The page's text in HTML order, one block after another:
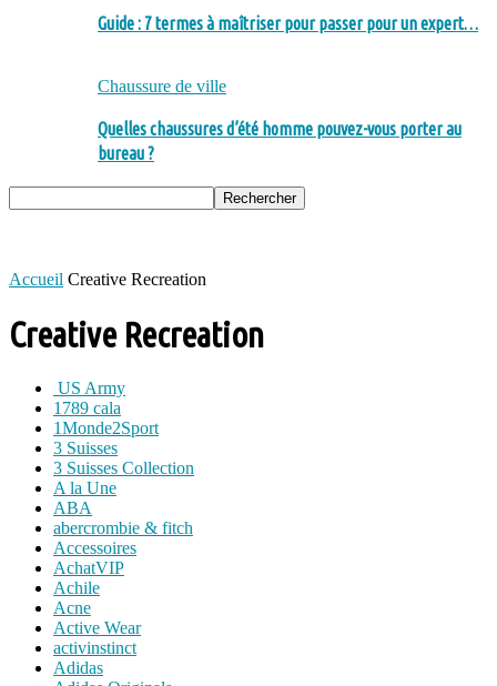
Guide : 7 termes à maîtriser pour passer pour un expert…
Chaussure de ville
Quelles chaussures d’été homme pouvez-vous porter au
bureau ?
Accueil Creative Recreation
Creative Recreation
US Army
1789 cala
1Monde2Sport
3 Suisses
3 Suisses Collection
A la Une
ABA
abercrombie & fitch
Accessoires
AchatVIP
Achile
Acne
Active Wear
activinstinct
Adidas